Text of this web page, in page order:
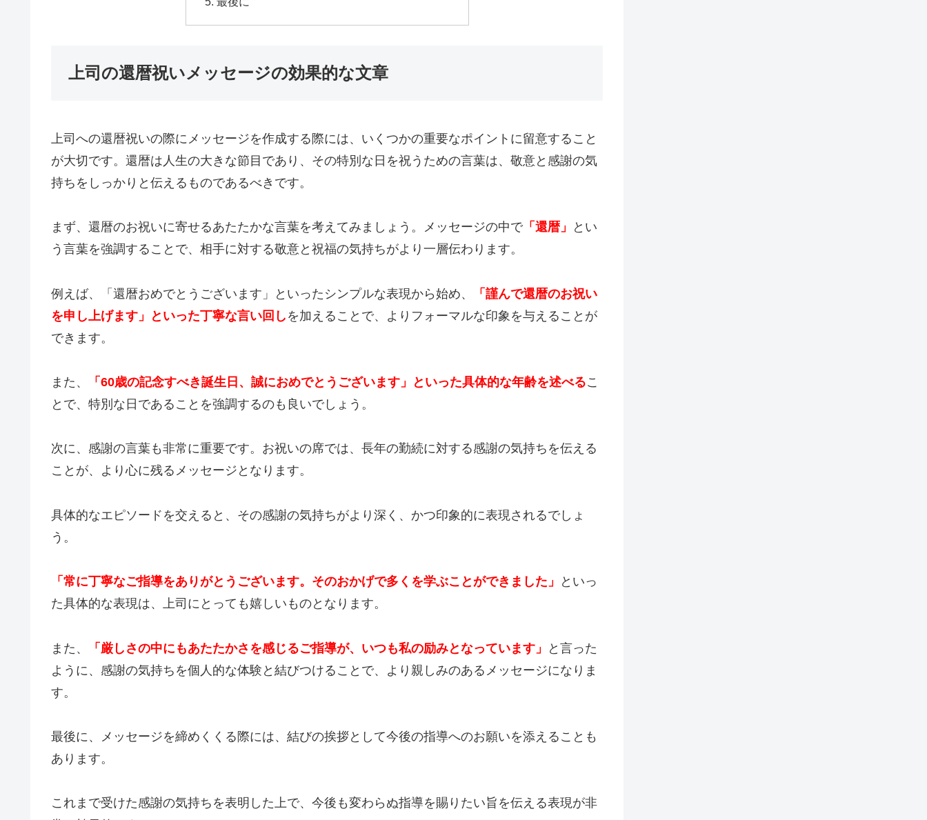
上司の還暦祝いメッセージの効果的な文章
上司への還暦祝いの際にメッセージを作成する際には、いくつかの重要なポイントに留意すること
が大切です。還暦は人生の大きな節目であり、その特別な日を祝うための言葉は、敬意と感謝の気
持ちをしっかりと伝えるものであるべきです。
まず、還暦のお祝いに寄せるあたたかな言葉を考えてみましょう。メッセージの中で「還暦」
とい
う言葉を強調することで、相手に対する敬意と祝福の気持ちがより一層伝わります。
例えば、「還暦おめでとうございます」といったシンプルな表現から始め、
「謹んで還暦のお祝い
を申し上げます」といった丁寧な言い回し を加えることで、よりフォーマルな印象を与えることが
できます。
また、 「60歳の記念すべき誕生日、誠におめでとうございます」といった具体的な年齢を述べるこ
とで、特別な日であることを強調するのも良いでしょう。
次に、感謝の言葉も非常に重要です。お祝いの席では、長年の勤続に対する感謝の気持ちを伝える
ことが、より心に残るメッセージとなります。
具体的なエピソードを交えると、その感謝の気持ちがより深く、かつ印象的に表現されるでしょ
う。
「常に丁寧なご指導をありがとうございます。そのおかげで多くを学ぶことができました」
といっ
た具体的な表現は、上司にとっても嬉しいものとなります。
また、 「厳しさの中にもあたたかさを感じるご指導が、いつも私の励みとなっています」
と言った
ように、感謝の気持ちを個人的な体験と結びつけることで、より親しみのあるメッセージになりま
す。
最後に、メッセージを締めくくる際には、結びの挨拶として今後の指導へのお願いを添えることも
あります。
これまで受けた感謝の気持ちを表明した上で、今後も変わらぬ指導を賜りたい旨を伝える表現が非